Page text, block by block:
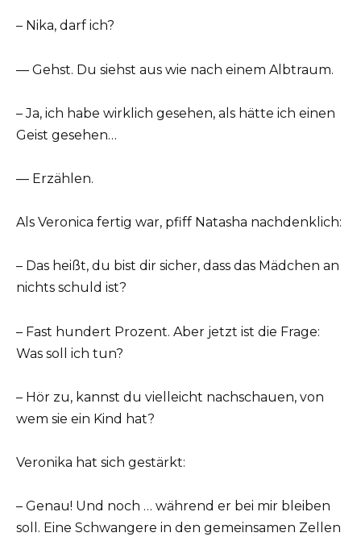
– Nika, darf ich?
— Gehst. Du siehst aus wie nach einem Albtraum.
– Ja, ich habe wirklich gesehen, als hätte ich einen
Geist gesehen…
— Erzählen.
Als Veronica fertig war, pfiff Natasha nachdenklich:
– Das heißt, du bist dir sicher, dass das Mädchen an
nichts schuld ist?
– Fast hundert Prozent. Aber jetzt ist die Frage:
Was soll ich tun?
– Hör zu, kannst du vielleicht nachschauen, von
wem sie ein Kind hat?
Veronika hat sich gestärkt:
– Genau! Und noch … während er bei mir bleiben
soll. Eine Schwangere in den gemeinsamen Zellen